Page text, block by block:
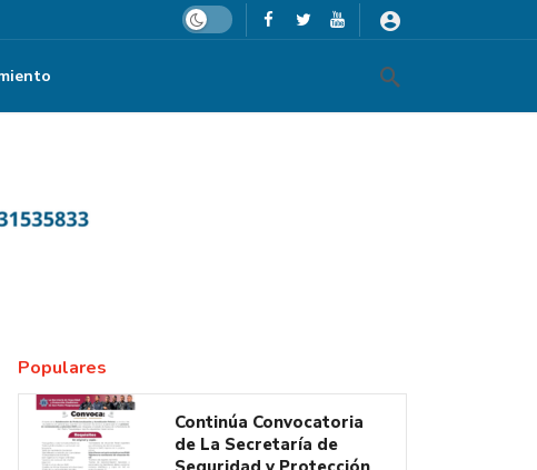
Dark mode
Populares
Continúa Convocatoria
de La Secretaría de